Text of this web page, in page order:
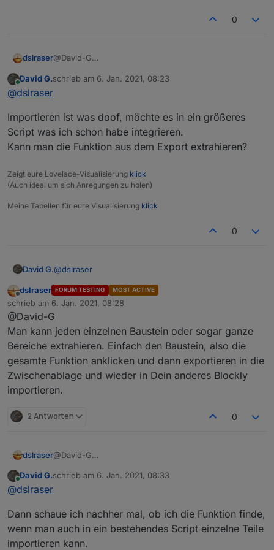
0
dslraser@David-G
das ist eine Funktion.
Online
David G.schrieb am 6. Jan. 2021, 08:23
zuletzt editiert von
@dslraser
Importieren ist was doof, möchte es in ein größeres
Script was ich schon habe integrieren.
Kann man die Funktion aus dem Export extrahieren?
Zeigt eure Lovelace-Visualisierung klick
(Auch ideal um sich Anregungen zu holen)
Meine Tabellen für eure Visualisierung klick
0
David G.@dslraser
Importieren ist was doof, möchte es in ein größeres
Script was ich schon habe integrieren.
Kann man die Funktion aus dem Export extrahieren?
Offline
dslraser FORUM TESTING MOST ACTIVE
schrieb am 6. Jan. 2021, 08:28
zuletzt editiert von
@David-G
Man kann jeden einzelnen Baustein oder sogar ganze
Bereiche extrahieren. Einfach den Baustein, also die
gesamte Funktion anklicken und dann exportieren in die
Zwischenablage und wieder in Dein anderes Blockly
importieren.
2 Antworten 0
dslraser@David-G
Bereiche extrahieren. Einfach den Baustein, also die
Blockly importieren.
Online
David G.schrieb am 6. Jan. 2021, 08:33
zuletzt editiert von
@dslraser
Dann schaue ich nachher mal, ob ich die Funktion finde,
wenn man auch in ein bestehendes Script einzelne Teile
importieren kann.